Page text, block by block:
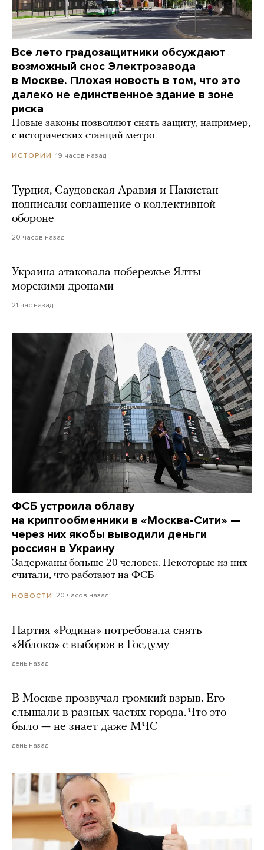
Все лето градозащитники обсуждают
возможный снос Электрозавода
в Москве. Плохая новость в том, что это
далеко не единственное здание в зоне
риска
Новые законы позволяют снять защиту, например,
с исторических станций метро
ИСТОРИИ 19 часов назад
Турция, Саудовская Аравия и Пакистан
подписали соглашение о коллективной
обороне
20 часов назад
Украина атаковала побережье Ялты
морскими дронами
21 час назад
ФСБ устроила облаву
на криптообменники в «Москва-Сити» —
через них якобы выводили деньги
россиян в Украину
Задержаны больше 20 человек. Некоторые из них
считали, что работают на ФСБ
НОВОСТИ 20 часов назад
Партия «Родина» потребовала снять
«Яблоко» с выборов в Госдуму
день назад
В Москве прозвучал громкий взрыв. Его
слышали в разных частях города. Что это
было — не знает даже МЧС
день назад